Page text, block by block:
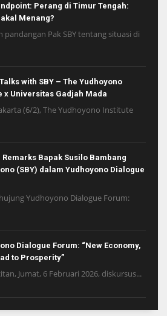
Perang di Timur Tengah:
Menang?
pandangan Pak SBY tentang situasi di
with SBY – The Yudhoyono
x Universitas Gadjah Mada
(6/2), The Yudhoyono Institute
Remarks Bapak Susilo Bambang
(SBY) dalam Yudhoyono Dialogue
Yudhoyono Dialogue Forum:
Dialogue Forum: “New Economy,
to Prosperity”
Jumat, 6 Februari 2026, diskursus...